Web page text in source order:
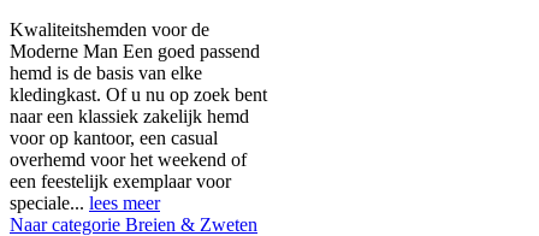
Kwaliteitshemden voor de
Moderne Man Een goed passend
hemd is de basis van elke
kledingkast. Of u nu op zoek bent
naar een klassiek zakelijk hemd
voor op kantoor, een casual
overhemd voor het weekend of
een feestelijk exemplaar voor
speciale... lees meer
Naar categorie Breien & Zweten